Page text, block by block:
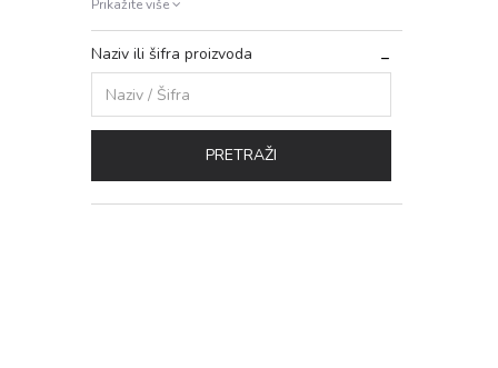
Prikažite više
Naziv ili šifra proizvoda
PRETRAŽI